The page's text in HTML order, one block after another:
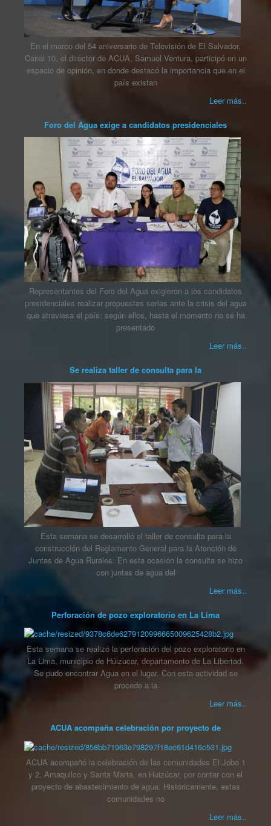
En el marco del 54 aniversario de Televisión de El Salvador,
Canal 10, el director de ACUA, Samuel Ventura, participó en un
espacio de opinión, en donde destacó la importancia que en el
país existan
Leer más..
Foro del Agua exige a candidatos presidenciales
Representantes del Foro del Agua exigieron a los candidatos
presidenciales realizar propuestas serias ante la crisis del agua
que atraviesa el país; según ellos, hasta el momento no se ha
presentado
Leer más..
Se realiza taller de consulta para la
Esta semana se desarrolló el taller de consulta para la
construcción del Reglamento General para la Atención de
Juntas de Agua Rurales. En esta ocasión la consulta se hizo
con juntas de agua del
Leer más..
Perforación de pozo exploratorio en La Lima
Esta semana se realizó la perforación del pozo exploratorio en
La Lima, municipio de Húizucar, departamento de La Libertad.
Se pudo encontrar Agua en el lugar. Con esta actividad se
procede a la
Leer más..
ACUA acompaña celebración por proyecto de
ACUA acompañó la celebración de las comunidades El Jobo 1
y 2, Amaquilco y Santa Marta, en Huizúcar, por contar con el
proyecto de abastecimiento de agua. Históricamente, estas
comunidades no
Leer más..